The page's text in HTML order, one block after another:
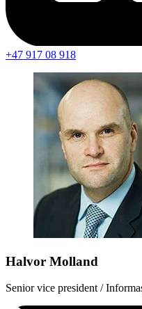
+47 917 08 918
Halvor Molland
Senior vice president /